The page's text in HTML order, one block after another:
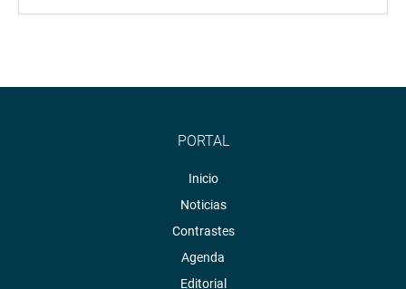
PORTAL
Inicio
Noticias
Contrastes
Agenda
Editorial